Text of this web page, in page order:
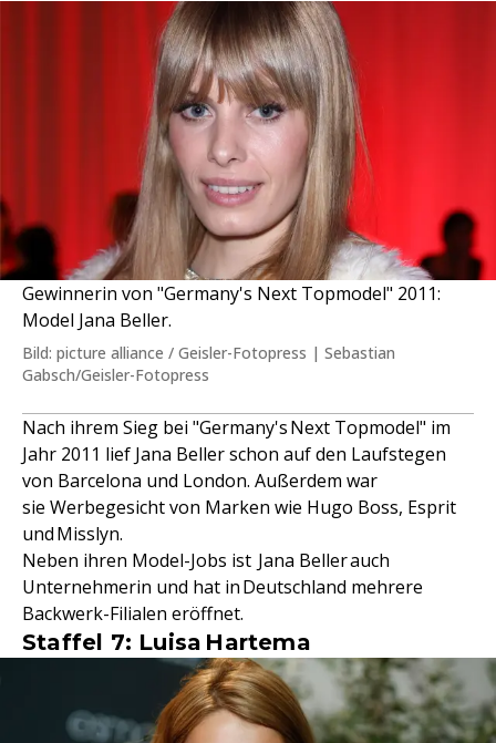
Gewinnerin von "Germany's Next Topmodel" 2011:
Model Jana Beller.
Bild: picture alliance / Geisler-Fotopress | Sebastian
Gabsch/Geisler-Fotopress
Nach ihrem Sieg bei "Germany's Next Topmodel" im
Jahr 2011 lief Jana Beller schon auf den Laufstegen
von Barcelona und London. Außerdem war
sie Werbegesicht von Marken wie Hugo Boss, Esprit
und Misslyn.
Neben ihren Model-Jobs ist Jana Beller auch
Unternehmerin und hat in Deutschland mehrere
Backwerk-Filialen eröffnet.
Staffel 7: Luisa Hartema